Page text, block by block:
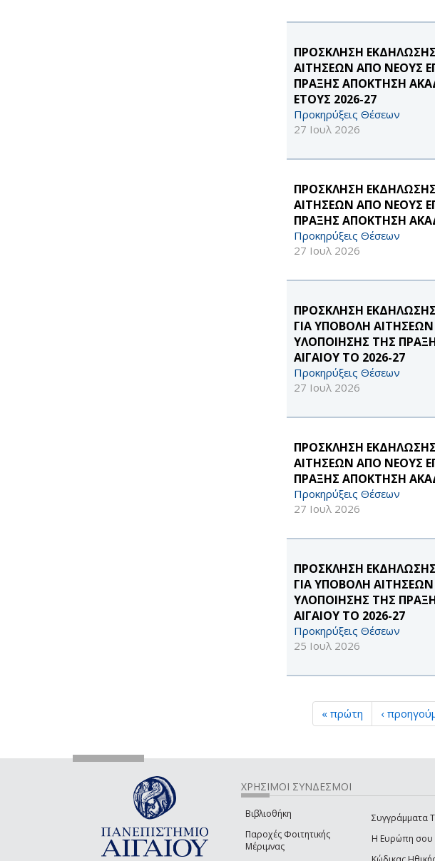
ΠΡΟΣΚΛΗΣΗ
ΑΙΤΗΣΕΩΝ ΑΠΟ ΝΕΟΥΣ
ΠΡΑΞΗΣ ΑΠΟΚΤΗΣΗ
ΕΤΟΥΣ 2026-27
Προκηρύξεις Θέσεων
27 Ιουλ 2026
ΠΡΟΣΚΛΗΣΗ
ΑΙΤΗΣΕΩΝ ΑΠΟ ΝΕΟΥΣ
ΠΡΑΞΗΣ ΑΠΟΚΤΗΣΗ
Προκηρύξεις Θέσεων
27 Ιουλ 2026
ΠΡΟΣΚΛΗΣΗ
ΓΙΑ ΥΠΟΒΟΛΗ
ΥΛΟΠΟΙΗΣΗΣ ΤΗΣ
ΑΙΓΑΙΟΥ ΤΟ 2026-27
Προκηρύξεις Θέσεων
27 Ιουλ 2026
ΠΡΟΣΚΛΗΣΗ
ΑΙΤΗΣΕΩΝ ΑΠΟ ΝΕΟΥΣ
ΠΡΑΞΗΣ ΑΠΟΚΤΗΣΗ
Προκηρύξεις Θέσεων
27 Ιουλ 2026
ΠΡΟΣΚΛΗΣΗ
ΓΙΑ ΥΠΟΒΟΛΗ
ΥΛΟΠΟΙΗΣΗΣ ΤΗΣ
ΑΙΓΑΙΟΥ ΤΟ 2026-27
Προκηρύξεις Θέσεων
25 Ιουλ 2026
« πρώτη ‹
ΧΡΗΣΙΜΟΙ ΣΥΝΔΕΣΜΟΙ
Βιβλιοθήκη
Παροχές Φοιτητικής
Μέριμνας
Συγγράμματα
Η Ευρώπη σου